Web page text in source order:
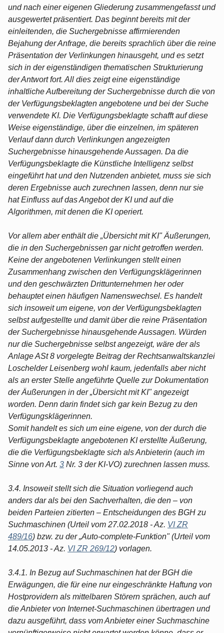
und nach einer eigenen Gliederung zusammengefasst und
ausgewertet präsentiert. Das beginnt bereits mit der
einleitenden, die Suchergebnisse affirmierenden
Bejahung der Anfrage, die bereits sprachlich über die reine
Präsentation der Verlinkungen hinausgeht, und es setzt
sich in der eigenständigen thematischen Strukturierung
der Antwort fort. All dies zeigt eine eigenständige
inhaltliche Aufbereitung der Suchergebnisse durch die von
der Verfügungsbeklagten angebotene und bei der Suche
verwendete KI. Die Verfügungsbeklagte schafft auf diese
Weise eigenständige, über die einzelnen, im späteren
Verlauf dann durch Verlinkungen angezeigten
Suchergebnisse hinausgehende Aussagen. Da die
Verfügungsbeklagte die Künstliche Intelligenz selbst
eingeführt hat und den Nutzenden anbietet, muss sie sich
deren Ergebnisse auch zurechnen lassen, denn nur sie
hat Einfluss auf das Angebot der KI und auf die
Algorithmen, mit denen die KI operiert.
Vor allem aber enthält die „Übersicht mit KI" Äußerungen,
die in den Suchergebnissen gar nicht getroffen werden.
Keine der angebotenen Verlinkungen stellt einen
Zusammenhang zwischen den Verfügungsklägerinnen
und den geschwärzten Drittunternehmen her oder
behauptet einen häufigen Namenswechsel. Es handelt
sich insoweit um eigene, von der Verfügungsbeklagten
selbst aufgestellte und damit über die reine Präsentation
der Suchergebnisse hinausgehende Aussagen. Würden
nur die Suchergebnisse selbst angezeigt, wäre der als
Anlage ASt 8 vorgelegte Beitrag der Rechtsanwaltskanzlei
Loschelder Leisenberg wohl kaum, jedenfalls aber nicht
als an erster Stelle angeführte Quelle zur Dokumentation
der Äußerungen in der „Übersicht mit KI" angezeigt
worden. Denn darin findet sich gar kein Bezug zu den
Verfügungsklägerinnen.
Somit handelt es sich um eine eigene, von der durch die
Verfügungsbeklagte angebotenen KI erstellte Äußerung,
die die Verfügungsbeklagte sich als Anbieterin (auch im
Sinne von Art. 3 Nr. 3 der KI-VO) zurechnen lassen muss.
3.4. Insoweit stellt sich die Situation vorliegend auch
anders dar als bei den Sachverhalten, die den – von
beiden Parteien zitierten – Entscheidungen des BGH zu
Suchmaschinen (Urteil vom 27.02.2018 - Az. VI ZR
489/16) bzw. zu der „Auto-complete-Funktion" (Urteil vom
14.05.2013 - Az. VI ZR 269/12) vorlagen.
3.4.1. In Bezug auf Suchmaschinen hat der BGH die
Erwägungen, die für eine nur eingeschränkte Haftung von
Hostprovidern als mittelbaren Störern sprächen, auch auf
die Anbieter von Internet-Suchmaschinen übertragen und
dazu ausgeführt, dass vom Anbieter einer Suchmaschine